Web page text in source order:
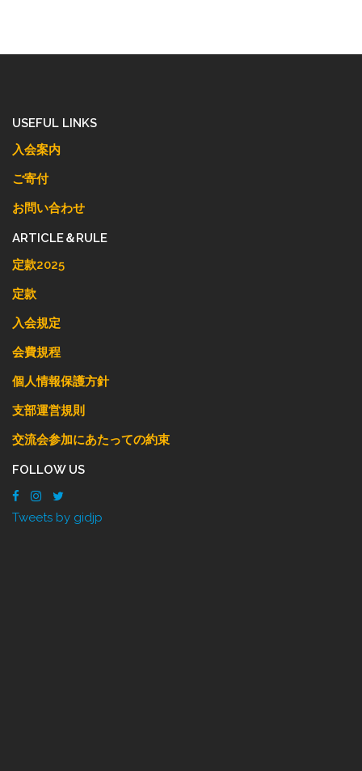
USEFUL LINKS
入会案内
ご寄付
お問い合わせ
ARTICLE＆RULE
定款2025
定款
入会規定
会費規程
個人情報保護方針
支部運営規則
交流会参加にあたっての約束
FOLLOW US
Tweets by gidjp